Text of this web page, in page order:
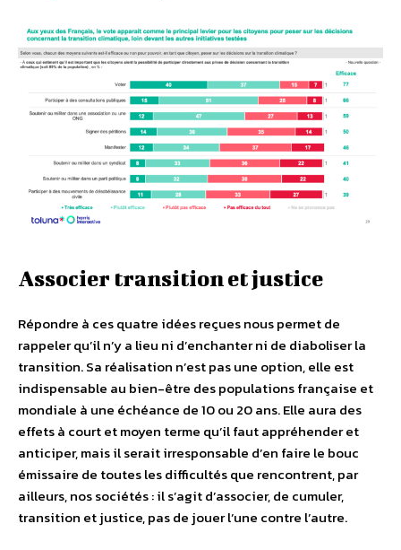
Associer transition et justice
Répondre à ces quatre idées reçues nous permet de
rappeler qu’il n’y a lieu ni d’enchanter ni de diaboliser la
transition. Sa réalisation n’est pas une option, elle est
indispensable au bien-être des populations française et
mondiale à une échéance de 10 ou 20 ans. Elle aura des
effets à court et moyen terme qu’il faut appréhender et
anticiper, mais il serait irresponsable d’en faire le bouc
émissaire de toutes les difficultés que rencontrent, par
ailleurs, nos sociétés : il s’agit d’associer, de cumuler,
transition et justice, pas de jouer l’une contre l’autre.